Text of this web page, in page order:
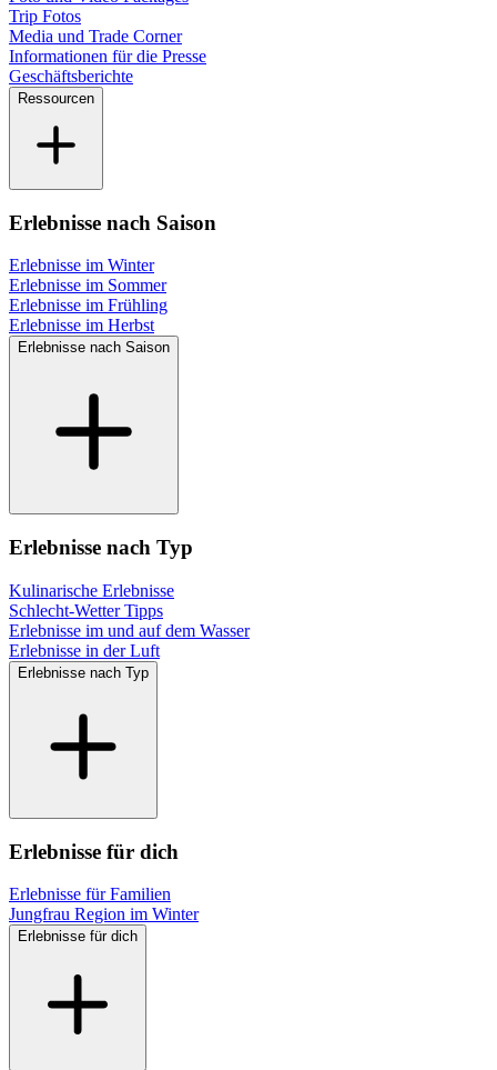
Trip Fotos
Media und Trade Corner
Informationen für die Presse
Geschäftsberichte
Ressourcen
Erlebnisse nach Saison
Erlebnisse im Winter
Erlebnisse im Sommer
Erlebnisse im Frühling
Erlebnisse im Herbst
Erlebnisse nach Saison
Erlebnisse nach Typ
Kulinarische Erlebnisse
Schlecht-Wetter Tipps
Erlebnisse im und auf dem Wasser
Erlebnisse in der Luft
Erlebnisse nach Typ
Erlebnisse für dich
Erlebnisse für Familien
Jungfrau Region im Winter
Erlebnisse für dich